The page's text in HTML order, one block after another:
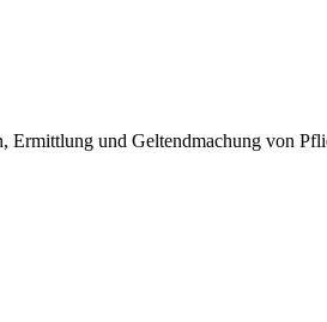
Ermittlung und Geltendmachung von